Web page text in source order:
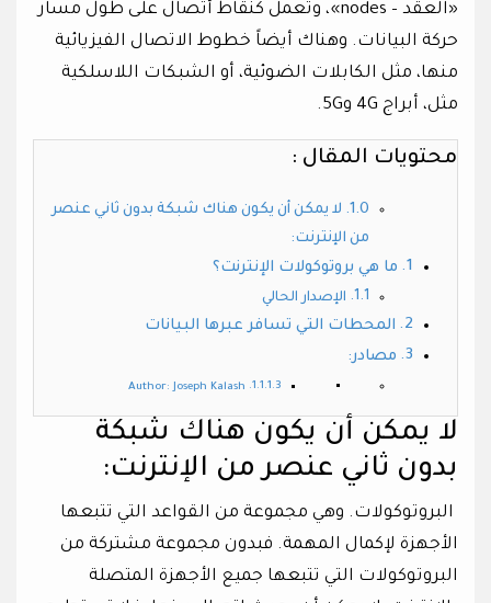
«العقد – nodes»، وتعمل كنقاط أتصال على طول مسار
حركة البيانات. وهناك أيضاً خطوط الاتصال الفيزيائية
منها، مثل الكابلات الضوئية، أو الشبكات اللاسلكية
مثل، أبراج 4G و5G.
محتويات المقال :
لا يمكن أن يكون هناك شبكة بدون ثاني عنصر
من الإنترنت:
ما هي بروتوكولات الإنترنت؟
الإصدار الحالي
المحطات التي تسافر عبرها البيانات
مصادر:
Author: Joseph Kalash
لا يمكن أن يكون هناك شبكة
بدون ثاني عنصر من الإنترنت:
البروتوكولات. وهي مجموعة من القواعد التي تتبعها
الأجهزة لإكمال المهمة. فبدون مجموعة مشتركة من
البروتوكولات التي تتبعها جميع الأجهزة المتصلة